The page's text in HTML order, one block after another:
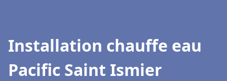
Installation chauffe eau
Pacific Saint Ismier